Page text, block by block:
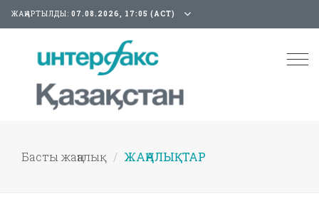
ЖАҢАРТЫЛДЫ: 07.08.2026, 17:05 (АСТ)
Басты жаңалық ЖАҢАЛЫҚТАР